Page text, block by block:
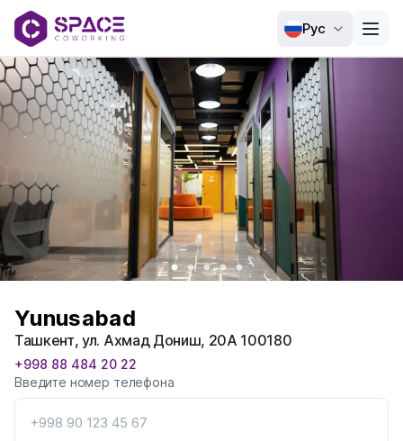
Рус
Yunusabad
Ташкент, ул. Ахмад Дониш, 20А 100180
+998 88 484 20 22
Введите номер телефона